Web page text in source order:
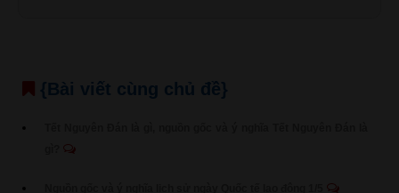
{Bài viết cùng chủ đề}